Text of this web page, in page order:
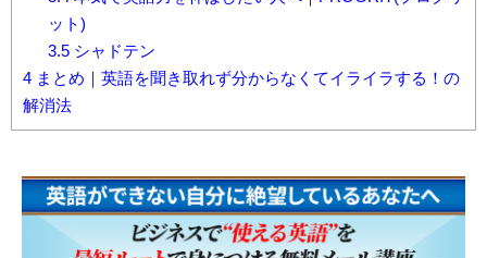
ット)
3.5シャドテン
4 まとめ｜英語を聞き取れず分からなくてイライラする！の
解消法